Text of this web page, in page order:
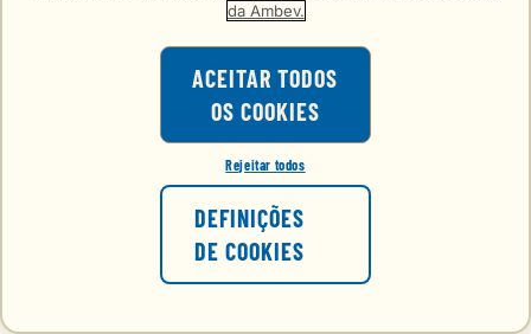
da Ambev.
ACEITAR TODOS
OS COOKIES
Rejeitar todos
DEFINIÇÕES
DE COOKIES